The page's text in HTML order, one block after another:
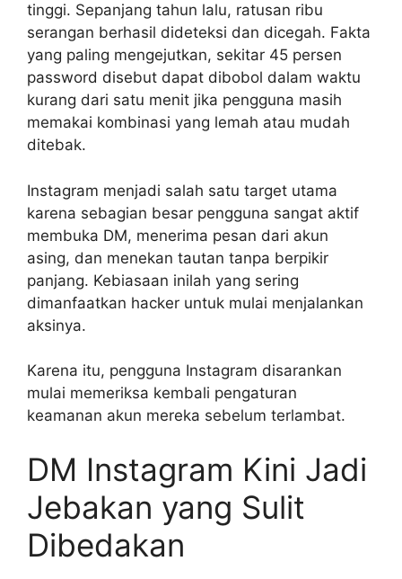
tinggi. Sepanjang tahun lalu, ratusan ribu
serangan berhasil dideteksi dan dicegah. Fakta
yang paling mengejutkan, sekitar 45 persen
password disebut dapat dibobol dalam waktu
kurang dari satu menit jika pengguna masih
memakai kombinasi yang lemah atau mudah
ditebak.
Instagram menjadi salah satu target utama
karena sebagian besar pengguna sangat aktif
membuka DM, menerima pesan dari akun
asing, dan menekan tautan tanpa berpikir
panjang. Kebiasaan inilah yang sering
dimanfaatkan hacker untuk mulai menjalankan
aksinya.
Karena itu, pengguna Instagram disarankan
mulai memeriksa kembali pengaturan
keamanan akun mereka sebelum terlambat.
DM Instagram Kini Jadi
Jebakan yang Sulit
Dibedakan